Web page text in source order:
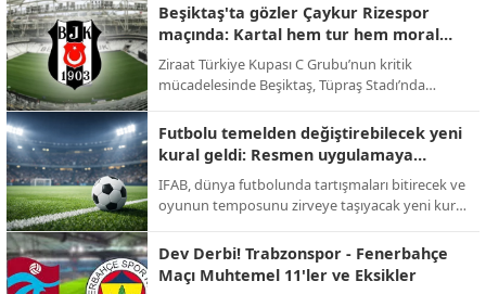
karşılandı; sarı-kırmızılı taraftarlar şampiyonluk
yolunda takıma tam destek verdi.
Beşiktaş'ta gözler Çaykur Rizespor
maçında: Kartal hem tur hem moral
peşinde!
Ziraat Türkiye Kupası C Grubu’nun kritik
mücadelesinde Beşiktaş, Tüpraş Stadı’nda
dönümüne özel kampanya maça damga
vuracak.
Futbolu temelden değiştirebilecek yeni
kural geldi: Resmen uygulamaya
geçiyor!
IFAB, dünya futbolunda tartışmaları bitirecek ve
oyunun temposunu zirveye taşıyacak yeni kural
yeni dönem başlıyor.
Dev Derbi! Trabzonspor - Fenerbahçe
Maçı Muhtemel 11'ler ve Eksikler